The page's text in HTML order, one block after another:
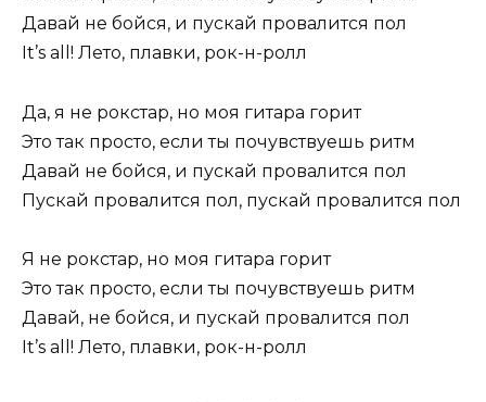
Давай не бойся, и пускай провалится пол
It’s all! Лето, плавки, рок-н-ролл
Да, я не рокстар, но моя гитара горит
Это так просто, если ты почувствуешь ритм
Давай не бойся, и пускай провалится пол
Пускай провалится пол, пускай провалится пол
Я не рокстар, но моя гитара горит
Это так просто, если ты почувствуешь ритм
Давай, не бойся, и пускай провалится пол
It’s all! Лето, плавки, рок-н-ролл